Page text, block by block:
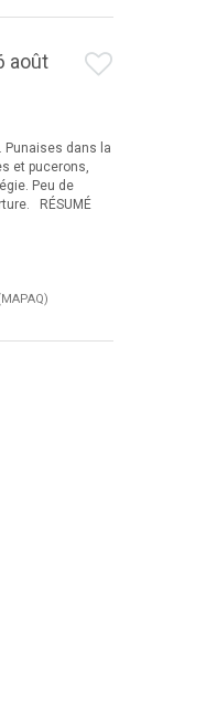
août
Punaises dans la
et pucerons,
Peu de
RÉSUMÉ